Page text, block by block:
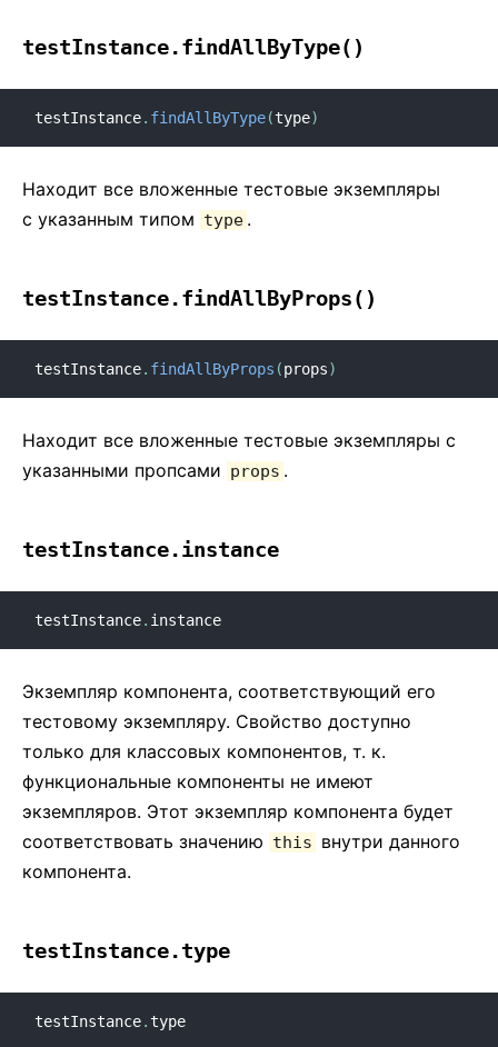
testInstance.findAllByType()
testInstance. findAllByType(type)
Находит все вложенные тестовые экземпляры
с указанным типом type .
testInstance.findAllByProps()
testInstance. findAllByProps (props)
Находит все вложенные тестовые экземпляры c
указанными пропсами props .
testInstance.instance
testInstance. instance
Экземпляр компонента, соответствующий его
тестовому экземпляру. Свойство доступно
только для классовых компонентов, т. к.
функциональные компоненты не имеют
экземпляров. Этот экземпляр компонента будет
соответствовать значению this внутри данного
компонента.
testInstance.type
testInstance. type